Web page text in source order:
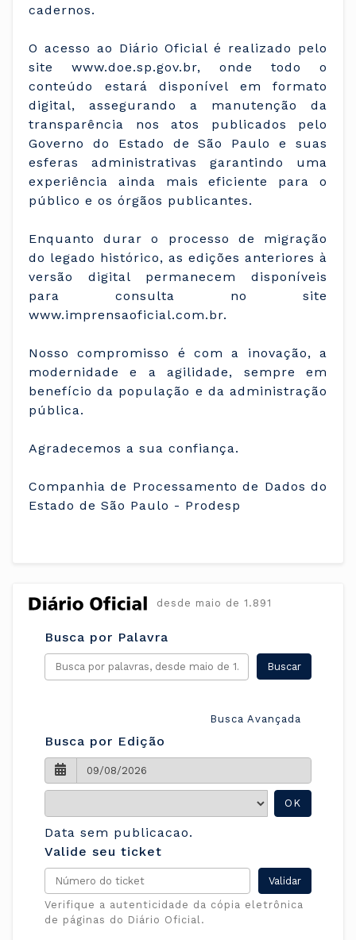
cadernos.
O acesso ao Diário Oficial é realizado pelo
site www.doe.sp.gov.br, onde todo o
conteúdo estará disponível em formato
digital, assegurando a manutenção da
transparência nos atos publicados pelo
Governo do Estado de São Paulo e suas
esferas administrativas garantindo uma
experiência ainda mais eficiente para o
público e os órgãos publicantes.
Enquanto durar o processo de migração
do legado histórico, as edições anteriores à
versão digital permanecem disponíveis
para consulta no site
www.imprensaoficial.com.br.
Nosso compromisso é com a inovação, a
modernidade e a agilidade, sempre em
benefício da população e da administração
pública.
Agradecemos a sua confiança.
Companhia de Processamento de Dados do
Estado de São Paulo - Prodesp
desde maio de 1.891
Busca por Edição
OK
Data sem publicacao.
Busca por Palavra
Busca Avançada
Valide seu ticket
Verifique a autenticidade da cópia eletrônica
de páginas do Diário Oficial.